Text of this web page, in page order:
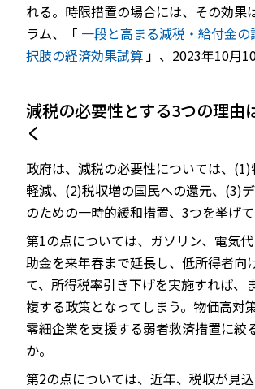
れる。時限措置の場合には、その効果
ラム、「 一段と高まる減税・給付金
択肢の経済効果試算」、2023年10月10
減税の必要性とする3つの理由
く
政府は、減税の必要性については、
軽減、(2)税収増の国民への還元、(3)
のための一時的緩和措置、3つを挙げて
第1の点については、ガソリン、電気
助金を来年春まで延長し、低所得者向
て、所得税率引き下げを実施すれば、
複する政策となってしまう。物価高対
零細企業を支援する弱者救済措置に絞
か。
第2の点については、近年、税収が見